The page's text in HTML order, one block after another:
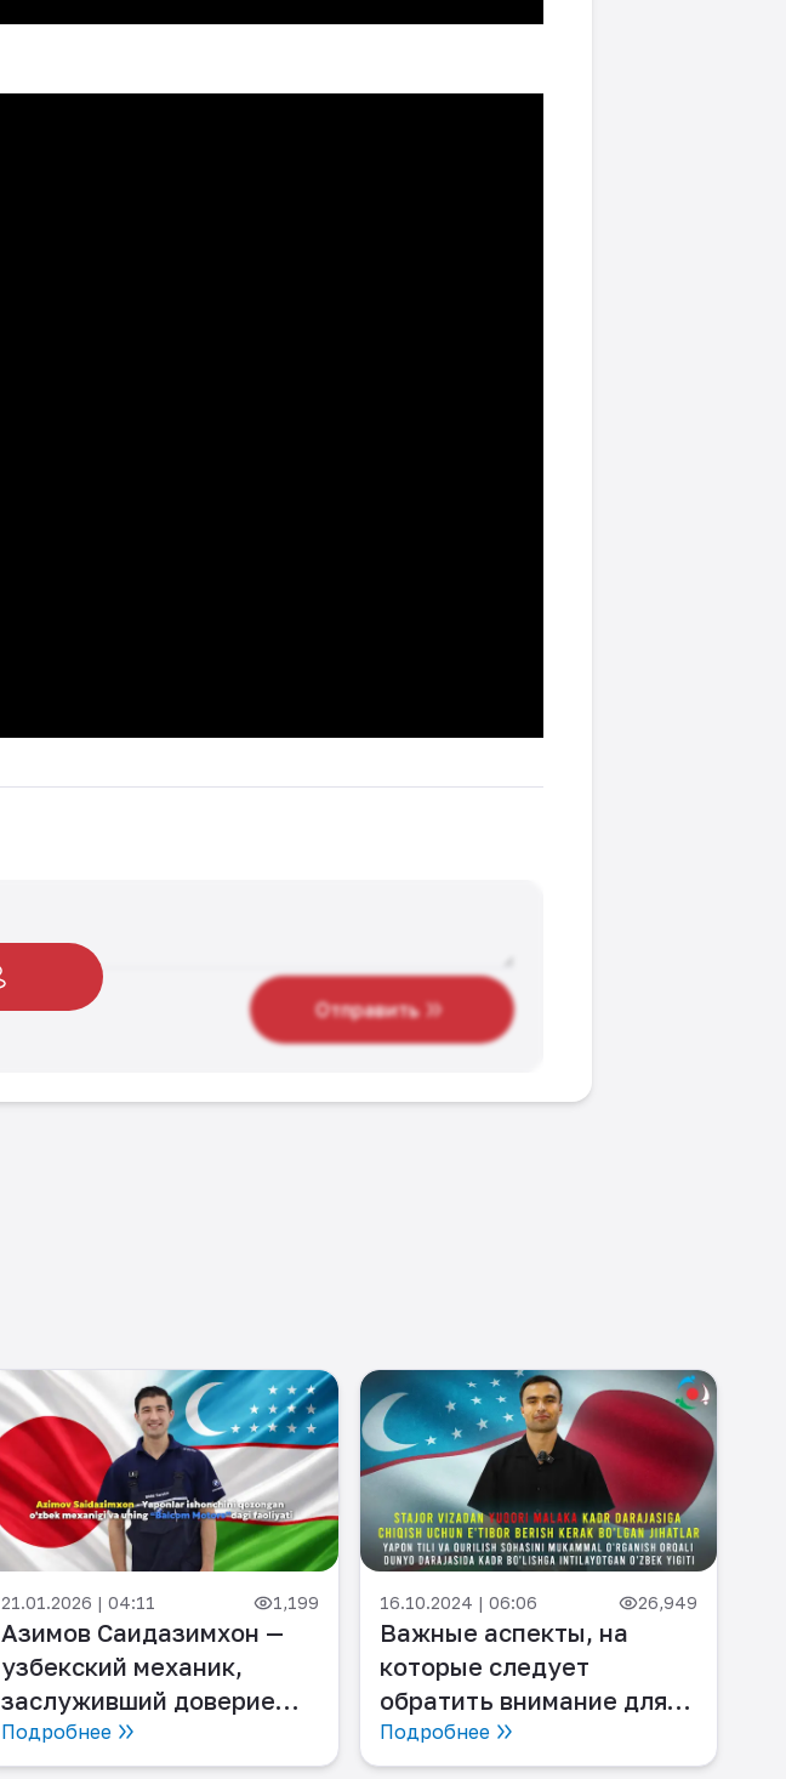
Отправить
21.01.2026 | 04:11 1,199
Азимов Саидазимхон —
узбекский механик,
заслуживший доверие
японцев, и его
профессиональная
Подробнее
16.10.2024 | 06:06 26,949
Важные аспекты, на
которые следует
обратить внимание для
перехода с визы Стажера
на
Подробнее